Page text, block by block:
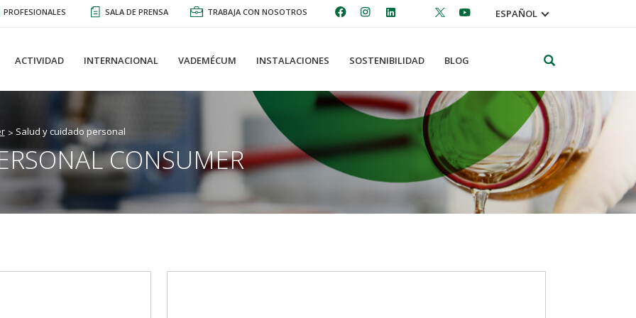
PROFESIONALES SALA DE PRENSA TRABAJA CON NOSOTROS ESPAÑOL
ACTIVIDAD INTERNACIONAL VADEMÉCUM INSTALACIONES SOSTENIBILIDAD BLOG
Salud y cuidado personal
CONSUMER